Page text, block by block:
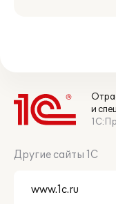
и
Другие сайты 1С